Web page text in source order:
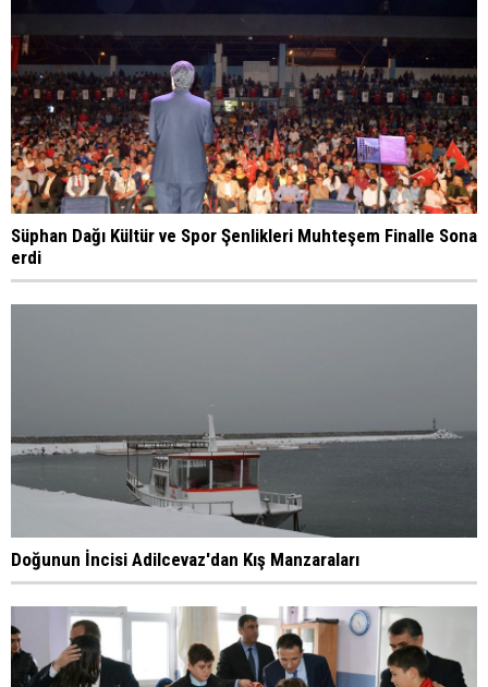
Süphan Dağı Kültür ve Spor Şenlikleri Muhteşem Finalle Sona
erdi
Doğunun İncisi Adilcevaz'dan Kış Manzaraları